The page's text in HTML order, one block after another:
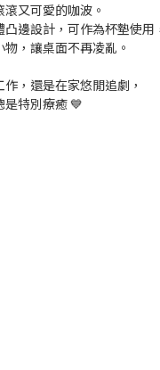
又可愛的咖波。
邊設計，可作為杯墊使用
，讓桌面不再凌亂。
，還是在家悠閒追劇，
特別療癒 💙